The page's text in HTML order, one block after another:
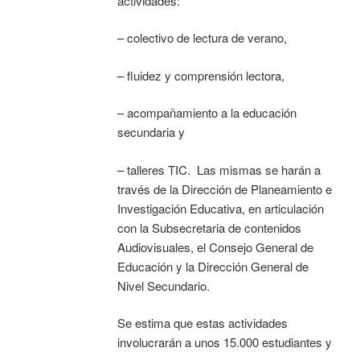
– colectivo de lectura de verano,
– ⁠fluidez y comprensión lectora,
– ⁠acompañamiento a la educación
secundaria y
– ⁠talleres TIC. Las mismas se harán a
través de la Dirección de Planeamiento e
Investigación Educativa, en articulación
con la Subsecretaria de contenidos
Audiovisuales, el Consejo General de
Educación y la Dirección General de
Nivel Secundario.
Se estima que estas actividades
involucrarán a unos 15.000 estudiantes y